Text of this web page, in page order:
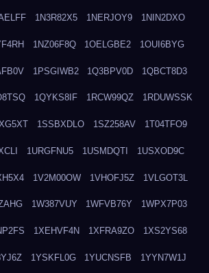
1N3R82X5 1NERJOY9 1NIN2DXO
1NZ06F8Q 1OELGBE2 1OUI6BYG
1PSGIWB2 1Q3BPV0D 1QBCT8D3
1QYKS8IF 1RCW99QZ 1RDUWSSK
1SSBXDLO 1SZ258AV 1T04TFO9
1URGFNU5 1USMDQTI 1USXOD9C
1V2M00OW 1VHOFJ5Z 1VLGOT3L
1W387VUY 1WFVB76Y 1WPX7P03
1XEHVF4N 1XFRA9ZO 1XS2YS68
1YSKFL0G 1YUCNSFB 1YYN7W1J